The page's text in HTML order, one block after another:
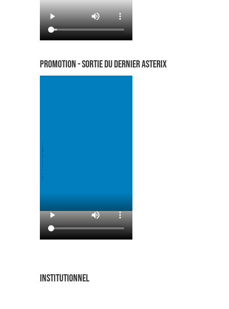
PROMOTION - sortie du dernier asterix
INSTITUTIONNEL